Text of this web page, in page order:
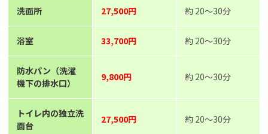
洗面所 27,500円 約 20～30分
浴室 33,700円 約 20～30分
防水パン（洗濯
機下の排水口）
9,800円 約 20～30分
トイレ内の独立洗
面台
27,500円 約 20～30分